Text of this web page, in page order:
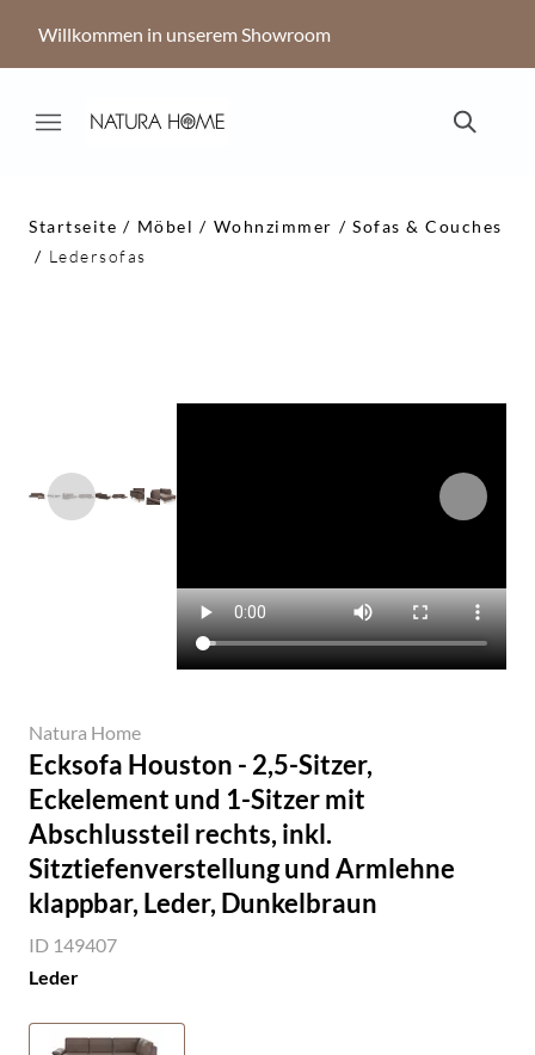
Willkommen in unserem Showroom
Startseite Möbel Wohnzimmer
Sofas & Couches
Ledersofas
Natura Home
Ecksofa Houston - 2,5-Sitzer,
Eckelement und 1-Sitzer mit
Abschlussteil rechts, inkl.
Sitztiefenverstellung und Armlehne
klappbar, Leder, Dunkelbraun
ID 149407
Leder